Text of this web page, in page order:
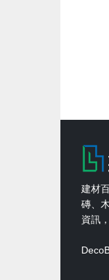
建材
磚、
資訊